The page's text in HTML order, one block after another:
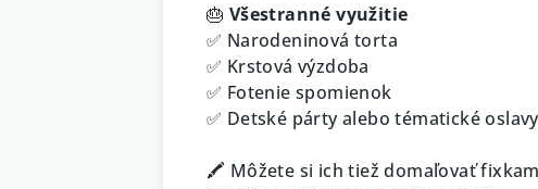
🎂 Všestranné využitie
✅ Narodeninová torta
✅ Krstová výzdoba
✅ Fotenie spomienok
✅ Detské párty alebo tématické oslavy
🖍️ Môžete si ich tiež domaľovať